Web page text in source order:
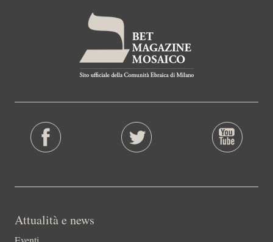
Attualità e news